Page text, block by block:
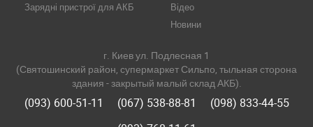
Зарядні пристрої для АКБ
Відео
Новини
г. Киев ул. Подлесная 1
(Святошинский район, супермаркет Сильпо, тыльная сторона
здания - закрытый малый склад АКБ).
(093) 600-51-11 (067) 538-88-81
(098) 833-44-55